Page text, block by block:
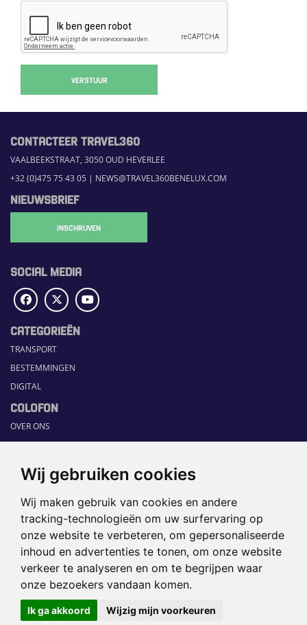
Wij gebruiken cookies
Wij maken gebruik van cookies en andere
tracking-technologieën om uw surfervaring op
onze website te verbeteren, om gepersonaliseerde
inhoud en advertenties te tonen, om onze website
verkeer te analyseren en om te begrijpen waar
onze bezoekers vandaan komen.
Ik ga akkoord Wijzig mijn voorkeuren
VERSTUUR
CONTACTEER TRAVEL360
VAALBEEKSTRAAT, 3050 OUD HEVERLEE
+32 (0)475 75 43 05 | NEWS@TRAVEL360BENELUX.COM
NIEUWSBRIEF
INSCHRIJVEN
SOCIAL MEDIA
CATEGORIEËN
TRANSPORT
BESTEMMINGEN
DIGITAL
COLOFON
OVER ONS
COMMUNICATION PLATFORM
RUBRIEKEN
HOME
SECTORGIDS
JOBS
HAPPENING
©2026 TRAVEL360° |SITEMAP
DISCLAIMER|PRIVACYBELEID|
COOKIEVOORKEUREN